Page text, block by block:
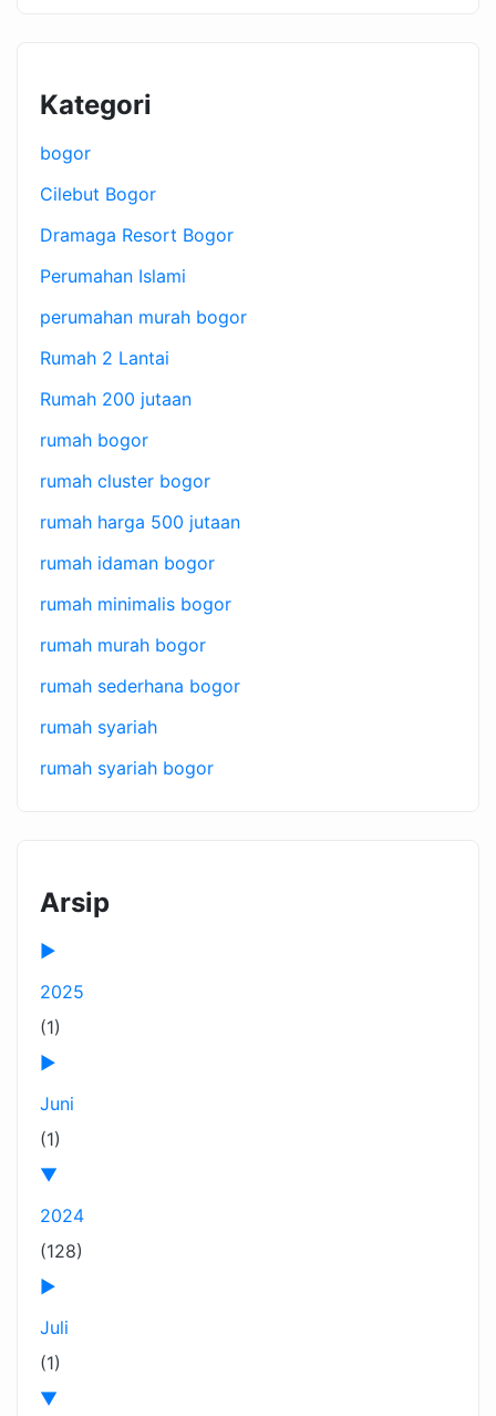
Kategori
bogor
Cilebut Bogor
Dramaga Resort Bogor
Perumahan Islami
perumahan murah bogor
Rumah 2 Lantai
Rumah 200 jutaan
rumah bogor
rumah cluster bogor
rumah harga 500 jutaan
rumah idaman bogor
rumah minimalis bogor
rumah murah bogor
rumah sederhana bogor
rumah syariah
rumah syariah bogor
Arsip
►
2025
(1)
►
Juni
(1)
▼
2024
(128)
►
Juli
(1)
▼